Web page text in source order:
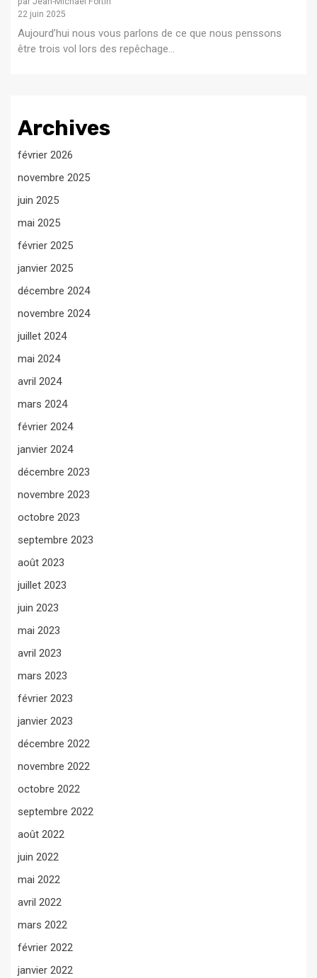
22 juin 2025
Aujourd’hui nous vous parlons de ce que nous penssons
être trois vol lors des repêchage...
Archives
février 2026
novembre 2025
juin 2025
mai 2025
février 2025
janvier 2025
décembre 2024
novembre 2024
juillet 2024
mai 2024
avril 2024
mars 2024
février 2024
janvier 2024
décembre 2023
novembre 2023
octobre 2023
septembre 2023
août 2023
juillet 2023
juin 2023
mai 2023
avril 2023
mars 2023
février 2023
janvier 2023
décembre 2022
novembre 2022
octobre 2022
septembre 2022
août 2022
juin 2022
mai 2022
avril 2022
mars 2022
février 2022
janvier 2022